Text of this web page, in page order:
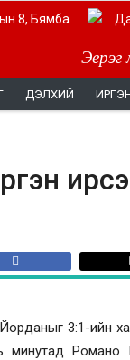
Эерэг
8, Бямба
ДЭЛХИЙ
3:1-ийн
минутад